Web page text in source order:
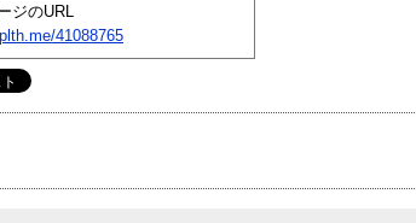
ジのURL
41088765